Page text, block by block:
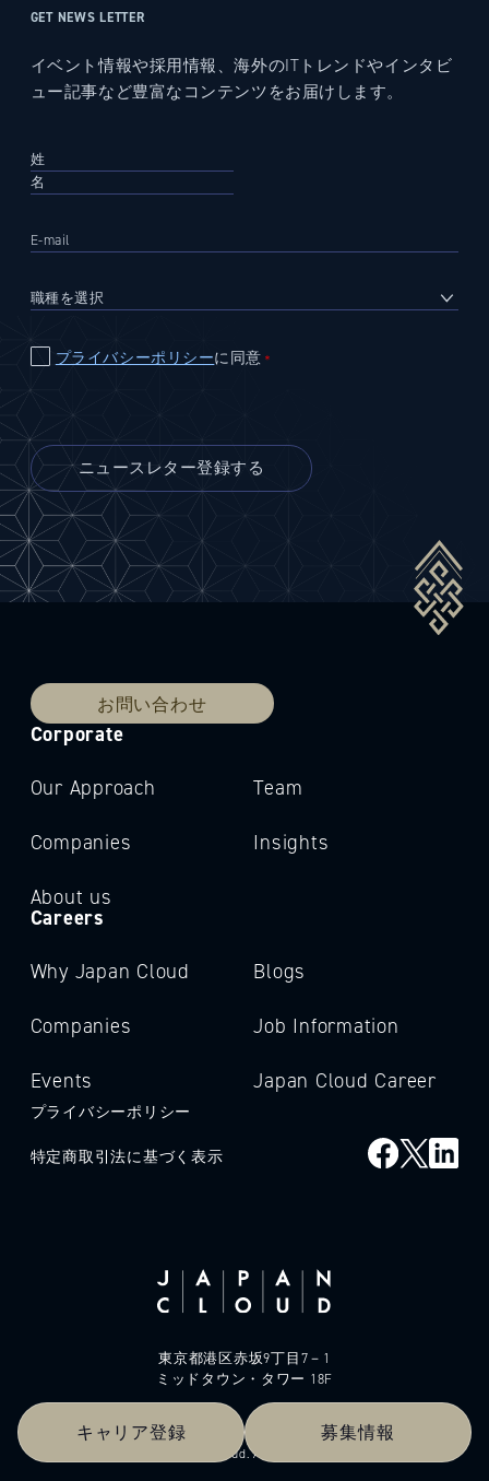
キャリア登録 募集情報
GET NEWS LETTER
イベント情報や採用情報、海外のITトレンドやインタビ
ュー記事など豊富なコンテンツをお届けします。
プライバシーポリシーに同意 ＊
お問い合わせ
Corporate
Our Approach
Companies
About us
Team
Insights
Careers
Why Japan Cloud
Companies
Events
Blogs
Job Information
Japan Cloud Career
プライバシーポリシー
特定商取引法に基づく表示
東京都港区赤坂9丁目7－1
ミッドタウン・タワー 18F
© 2026 Japan Cloud. All rights reserved.